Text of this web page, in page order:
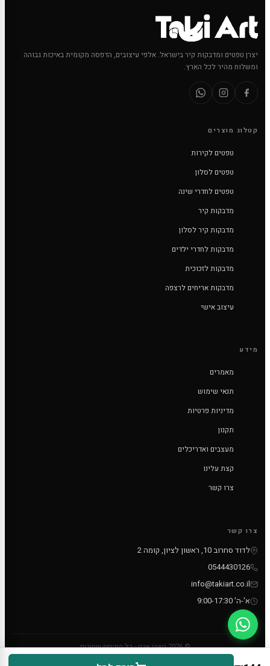
יצרן טפטים ומדבקות קיר בישראל. אלפי עיצובים, הדפסה מקומית באיכות גבוהה
ומשלוח מהיר לכל הארץ.
קטלוג מוצרים
טפטים לקירות
טפטים לסלון
טפטים לחדרי שינה
מדבקות קיר
מדבקות קיר לסלון
מדבקות לחדרי ילדים
מדבקות לזכוכית
מדבקות אריחים לרצפה
עיצוב אישי
מידע
מאמרים
תנאי שימוש
מדיניות פרטיות
תקנון
מעצבים ואדריכלים
קצת עלינו
צרו קשר
צרו קשר
לדוד סחרוב 10, ראשון לציון, קומה 2
0544430126
info@takiart.co.il
א'-ה' 9:00-17:30
© 2026 טאקי ארט - כל הזכויות שמורות